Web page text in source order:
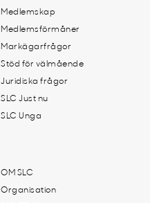
Medlemskap
Medlemsförmåner
Markägarfrågor
Stöd för välmående
Juridiska frågor
SLC Just nu
SLC Unga
OM SLC
Organisation